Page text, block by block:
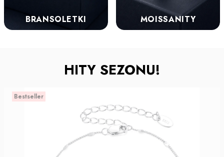
BRANSOLETKI MOISSANITY
HITY SEZONU!
Bestseller